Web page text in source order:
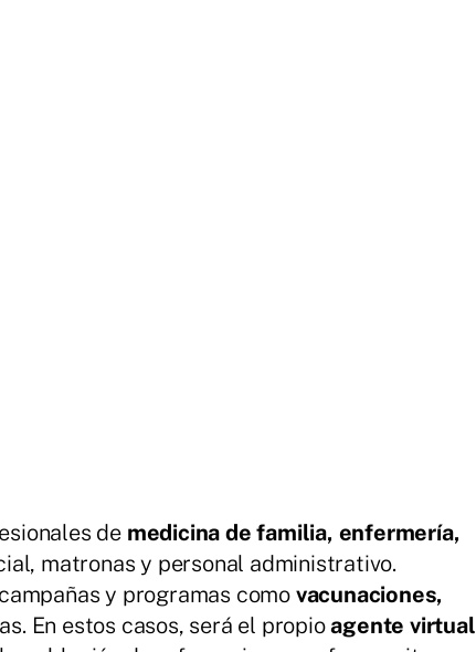
de medicina de familia, enfermería,
matronas y personal administrativo.
y programas como vacunaciones,
En estos casos, será el propioagente virtual